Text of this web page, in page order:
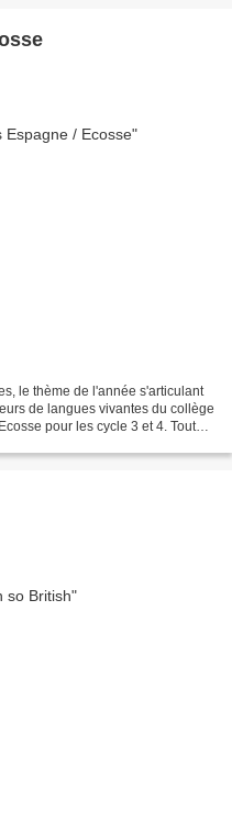
le thème de l'année s'articulant
de langues vivantes du collège
pour les cycle 3 et 4. Tout